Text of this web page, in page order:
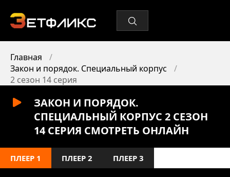
Главная
Закон и порядок. Специальный корпус
2 сезон 14 серия
ЗАКОН И ПОРЯДОК.
СПЕЦИАЛЬНЫЙ КОРПУС 2 СЕЗОН
14 СЕРИЯ СМОТРЕТЬ ОНЛАЙН
ПЛЕЕР 1 ПЛЕЕР 2 ПЛЕЕР 3